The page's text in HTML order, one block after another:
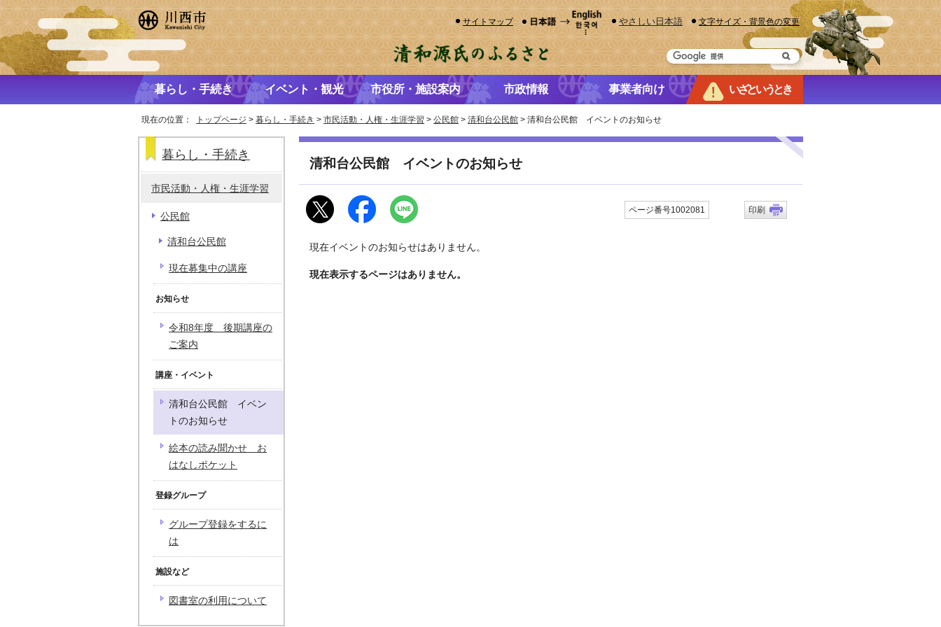
サイトマップ やさしい日本語 文字サイズ・背景色の変更
暮らし・手続き イベント・観光 市役所・施設案内 市政情報 事業者向け いざというとき
現在の位置： トップページ > 暮らし・手続き > 市民活動・人権・生涯学習 > 公民館 > 清和台公民館 > 清和台公民館 イベントのお知らせ
清和台公民館 イベントのお知らせ
ページ番号1002081 印刷
現在イベントのお知らせはありません。
現在表示するページはありません。
暮らし・手続き
市民活動・人権・生涯学習
公民館
清和台公民館
現在募集中の講座
お知らせ
令和8年度 後期講座の
ご案内
講座・イベント
清和台公民館 イベン
トのお知らせ
絵本の読み聞かせ お
はなしポケット
登録グループ
グループ登録をするに
は
施設など
図書室の利用について